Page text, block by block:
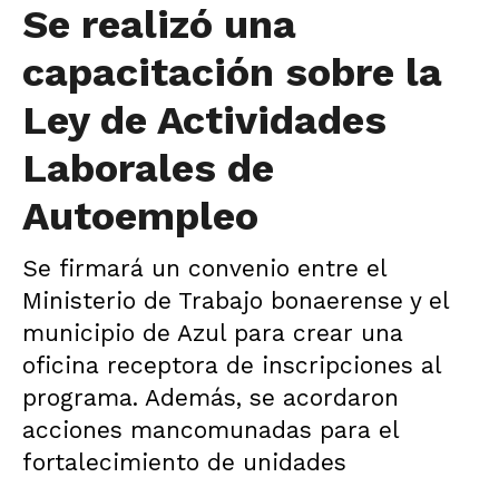
Se realizó una
capacitación sobre la
Ley de Actividades
Laborales de
Autoempleo
Se firmará un convenio entre el
Ministerio de Trabajo bonaerense y el
municipio de Azul para crear una
oficina receptora de inscripciones al
programa. Además, se acordaron
acciones mancomunadas para el
fortalecimiento de unidades